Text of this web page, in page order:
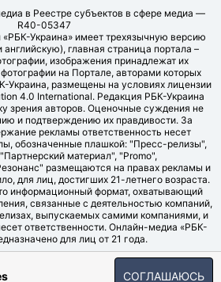
в Реестре субъектов в сфере медиа —
R40-05347
Украина» имеет трехязычную версию
главная страница портала –
изображения принадлежат их
на Портале, авторами которых
Украина, размещены на условиях лицензии
4.0 International. Редакция РБК-Украина
зрения авторов. Оценочные суждения не
и подтверждению их правдивости. За
рекламы ответственность несет
обозначенные плашкой: "Пресс-релизы",
материал", "Promo",
размещаются на правах рекламы и
для лиц, достигших 21-летнего возраста.
информационный формат, охватывающий
связанные с деятельностью компаний,
выпускаемых самими компаниями, и
ответственности. Онлайн-медиа «РБК-
для лиц от 21 года.
"UBT MEDIA", 2006-2026.
СОГЛАШАЮСЬ